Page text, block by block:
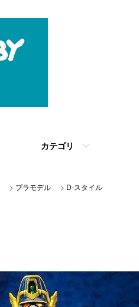
カテゴリ
> プラモデル > D-スタイル